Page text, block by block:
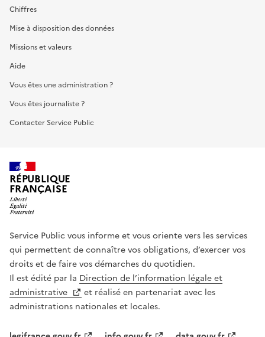
Chiffres
Mise à disposition des données
Missions et valeurs
Aide
Vous êtes une administration ?
Vous êtes journaliste ?
Contacter Service Public
RÉPUBLIQUE
FRANÇAISE
Service Public vous informe et vous oriente vers les services
qui permettent de connaître vos obligations, d’exercer vos
droits et de faire vos démarches du quotidien.
Il est édité par la Direction de l’information légale et
administrative
et réalisé en partenariat avec les
administrations nationales et locales.